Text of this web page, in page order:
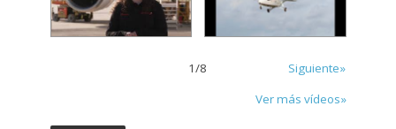
1/8
Siguiente»
Ver más vídeos»